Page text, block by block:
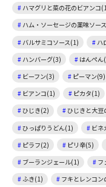
ハマグリと菜の花のビアンコ
ハム・ソーセージの薬味ソー
バルサミコソース(1)
ハ
ハンバーグ(3)
はんぺん
ビーフン(3)
ピーマン(9)
ビアンコ(1)
ピカタ(1)
ひじき(2)
ひじきと大豆
ひっぱりうどん(1)
ビネ
ピラフ(2)
ピリ辛(5)
ブーランジェール(1)
フ
ふき(1)
フキとレンコ